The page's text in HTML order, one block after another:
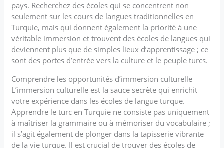
pays. Recherchez des écoles qui se concentrent non
seulement sur les cours de langues traditionnelles en
Turquie, mais qui donnent également la priorité à une
véritable immersion et trouvent des écoles de langues qui
deviennent plus que de simples lieux d’apprentissage ; ce
sont des portes d’entrée vers la culture et le peuple turcs.
Comprendre les opportunités d’immersion culturelle
L’immersion culturelle est la sauce secrète qui enrichit
votre expérience dans les écoles de langue turque.
Apprendre le turc en Turquie ne consiste pas uniquement
à maîtriser la grammaire ou à mémoriser du vocabulaire ;
il s’agit également de plonger dans la tapisserie vibrante
de la vie turque. Il est crucial de trouver des écoles de